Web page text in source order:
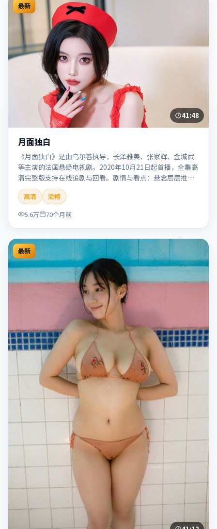
最新
41:48
月面独白
《月面独白》是由乌尔善执导，长泽雅美、张家辉、金城武
等主演的法国悬疑电视剧。2020年10月21日起首播，全集高
清完整版支持在线追剧与回看。剧情与看点：悬念层层推
进，线索相互勾连，结局出人意料，适合推理爱好者。本片
适合检索「月面独白」「乌尔善」「悬疑」「法国」
「2020」「2020-10-21上映」等关键词的影迷阅读简介与主
创信息。
高清
流畅
5.6万
70个月前
最新